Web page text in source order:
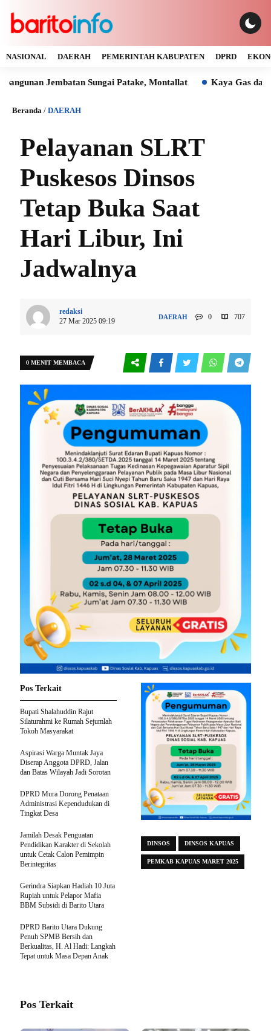
NASIONAL DAERAH PEMERINTAH KABUPATEN DPRD
Jembatan Sungai Patake, Montallat Kaya Gas dan
Beranda / DAERAH
Pelayanan SLRT
Puskesos Dinsos
Tetap Buka Saat
Hari Libur, Ini
Jadwalnya
redaksi
27 Mar 2025 09:19
DAERAH 0 707
0 MENIT MEMBACA
DINSOS DINSOS KAPUAS
PEMKAB KAPUAS MARET 2025
Pos Terkait
Bupati Shalahuddin Rajut
Silaturahmi ke Rumah Sejumlah
Tokoh Masyarakat
Aspirasi Warga Muntak Jaya
Diserap Anggota DPRD, Jalan
dan Batas Wilayah Jadi Sorotan
DPRD Mura Dorong Penataan
Administrasi Kependudukan di
Tingkat Desa
Jamilah Desak Penguatan
Pendidikan Karakter di Sekolah
untuk Cetak Calon Pemimpin
Berintegritas
Gerindra Siapkan Hadiah 10 Juta
Rupiah untuk Pelapor Mafia
BBM Subsidi di Barito Utara
DPRD Barito Utara Dukung
Penuh SPMB Bersih dan
Berkualitas, H. Al Hadi: Langkah
Tepat untuk Masa Depan Anak
Pos Terkait